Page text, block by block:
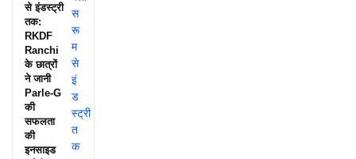
से इंडस्ट्री
तक:
RKDF
Ranchi
के छात्रों
ने जानी
Parle-G
की
सफलता
की
इनसाइड